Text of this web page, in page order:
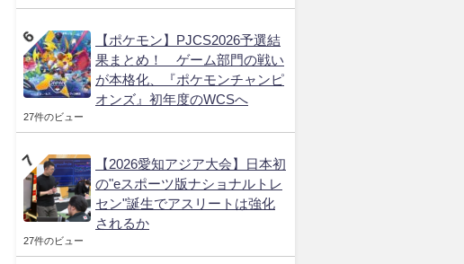
【ポケモン】PJCS2026予選結
果まとめ！ ゲーム部門の戦い
が本格化、『ポケモンチャンピ
オンズ』初年度のWCSへ
27件のビュー
【2026愛知アジア大会】日本初
の"eスポーツ版ナショナルトレ
セン"誕生でアスリートは強化
されるか
27件のビュー